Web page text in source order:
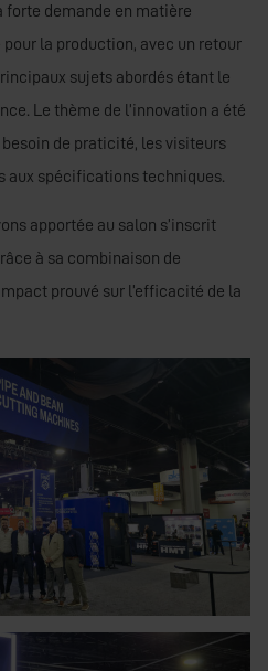
demande en matière
la production, avec un retour
sujets abordés étant le
Le thème de l’innovation a été
de praticité, les visiteurs
aux spécifications techniques.
apportée au salon s’inscrit
à sa combinaison de
prouvé sur l’efficacité de la